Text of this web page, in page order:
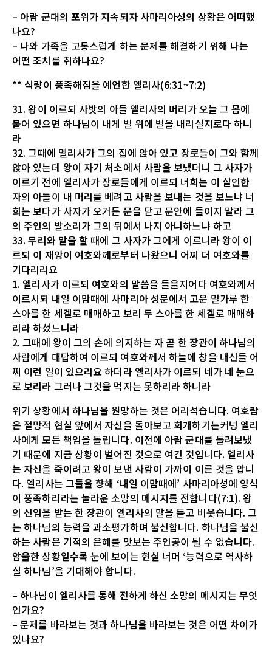
– 아람 군대의 포위가 지속되자 사마리아성의 상황은 어떠했
나요?
– 나와 가족을 고통스럽게 하는 문제를 해결하기 위해 나는
어떤 조치를 취하나요?
** 식량이 풍족해짐을 예언한 엘리사(6:31~7:2)
31. 왕이 이르되 사밧의 아들 엘리사의 머리가 오늘 그 몸에
붙어 있으면 하나님이 내게 벌 위에 벌을 내리실지로다 하니
라
32. 그때에 엘리사가 그의 집에 앉아 있고 장로들이 그와 함께
앉아 있는데 왕이 자기 처소에서 사람을 보냈더니 그 사자가
이르기 전에 엘리사가 장로들에게 이르되 너희는 이 살인한
자의 아들이 내 머리를 베려고 사람을 보내는 것을 보느냐 너
희는 보다가 사자가 오거든 문을 닫고 문안에 들이지 말라 그
의 주인의 발소리가 그의 뒤에서 나지 아니하느냐 하고
33. 무리와 말을 할 때에 그 사자가 그에게 이르니라 왕이 이
르되 이 재앙이 여호와께로부터 나왔으니 어찌 더 여호와를
기다리리요
1. 엘리사가 이르되 여호와의 말씀을 들을지어다 여호와께서
이르시되 내일 이맘때에 사마리아 성문에서 고운 밀가루 한
스아를 한 세겔로 매매하고 보리 두 스아를 한 세겔로 매매하
리라 하셨느니라
2. 그때에 왕이 그의 손에 의지하는 자 곧 한 장관이 하나님의
사람에게 대답하여 이르되 여호와께서 하늘에 창을 내신들 어
찌 이런 일이 있으리요 하더라 엘리사가 이르되 네가 네 눈으
로 보리라 그러나 그것을 먹지는 못하리라 하니라
위기 상황에서 하나님을 원망하는 것은 어리석습니다. 여호람
은 절망적 현실 앞에서 자신을 돌아보고 회개하기는커녕 엘리
사에게 모든 책임을 돌립니다. 이전에 아람 군대를 돌려보냈
기 때문에 지금 상황이 벌어진 것으로 여긴 것입니다. 엘리사
는 자신을 죽이려고 왕이 보낸 사람이 가까이 이른 것을 압니
다. 엘리사는 그들을 향해 ‘내일 이맘때에’ 사마리아성에 양식
이 풍족하리라는 놀라운 소망의 메시지를 전합니다(7:1). 왕
의 신임을 받는 한 장관이 엘리사의 말을 듣고 비웃습니다. 그
는 하나님의 능력을 과소평가하며 불신합니다. 하나님을 불신
하는 사람은 기적의 은혜를 맛보는 주인공이 될 수 없습니다.
암울한 상황일수록 눈에 보이는 현실 너머 ‘능력으로 역사하
실 하나님’을 기대해야 합니다.
– 하나님이 엘리사를 통해 전하게 하신 소망의 메시지는 무엇
인가요?
– 문제를 바라보는 것과 하나님을 바라보는 것은 어떤 차이가
있나요?